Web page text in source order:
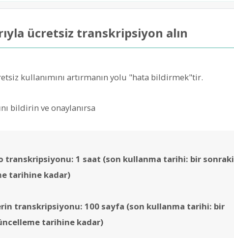
ücretsiz transkripsiyon alın
kullanımını artırmanın yolu "hata bildirmek"tir.
bildirin ve onaylanırsa
transkripsiyonu: 1 saat (son kullanma tarihi: bir sonraki
tarihine kadar)
transkripsiyonu: 100 sayfa (son kullanma tarihi: bir
tarihine kadar)